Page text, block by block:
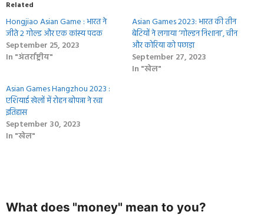
Related
Hongjiao Asian Game : भारत ने
जीते 2 गोल्ड और एक कांस्य पदक
September 25, 2023
In "अंतर्राष्ट्रीय"
Asian Games 2023: भारत की तीन
बेटियों ने लगाया ‘गोल्‍डन निशाना’, चीन
और कोरिया को पछाड़ा
September 27, 2023
In "खेल"
Asian Games Hangzhou 2023 :
एशियाई खेलों में रोहन बोपन्ना ने रचा
इतिहास
September 30, 2023
In "खेल"
What does "money" mean to you?